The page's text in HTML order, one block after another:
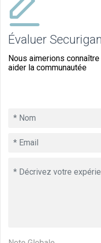
Évaluer
Nous aimerions
aider la communautée